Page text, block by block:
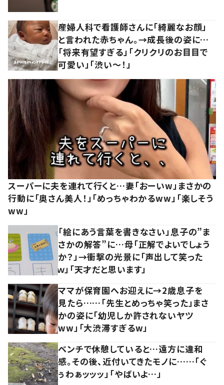
産婦人科で看護師さんに「綺麗なお顔」
と言われた赤ちゃん。→成長後の姿に…
「将来有望すぎる」「クリクリのお目目で
可愛い」「渋い～！」
スーパーに夫を連れて行くと…妻「おーいw」まさかの
行動に「奥さん美人！」「めっちゃわかるww」「楽しそう
ww」
「絵にあう言葉を書きなさい」息子の”ま
さかの解答”に…母「正解でよいでしょう
か？」→衝撃の光景に「声出して笑った
ｗ」「天才だと思います」
ママが保育園へお迎えに→2歳息子を
見たら……「先生とめっちゃ笑った」まさ
かの姿に「幼児しか許されないヤツ
ww」「大渋滞すぎるw」
ベンチで休憩していると…遠方に違和
感。その後、近付いてきたモノに……「ぐ
ぅわぁッッッ」「やばいよ…」